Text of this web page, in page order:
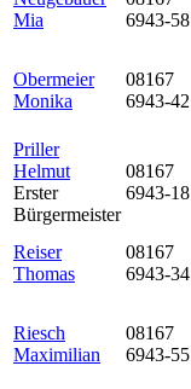
Mia
6943-58
Obermeier
Monika
08167
6943-42
Priller
Helmut
Erster
Bürgermeister
08167
6943-18
Reiser
Thomas
08167
6943-34
Riesch
Maximilian
08167
6943-55